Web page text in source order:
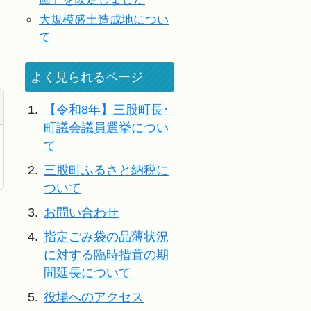
大規模盛土造成地につい
て
よく見られるページ
1.
【令和8年】三股町長･
町議会議員選挙につい
て
2. 三股町ふるさと納税に
ついて
3. お問い合わせ
4. 指定ごみ袋の品薄状況
に対する臨時措置の期
間延長について
5. 役場へのアクセス